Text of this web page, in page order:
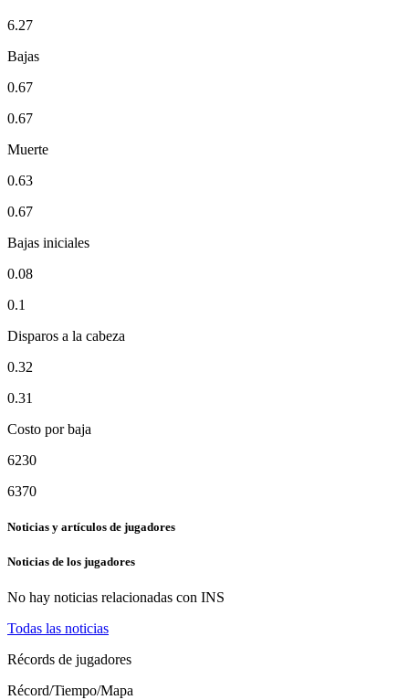
6.27
Bajas
0.67
0.67
Muerte
0.63
0.67
Bajas iniciales
0.08
0.1
Disparos a la cabeza
0.32
0.31
Costo por baja
6230
6370
Noticias y artículos de jugadores
Noticias de los jugadores
No hay noticias relacionadas con INS
Todas las noticias
Récords de jugadores
Récord/Tiempo/Mapa